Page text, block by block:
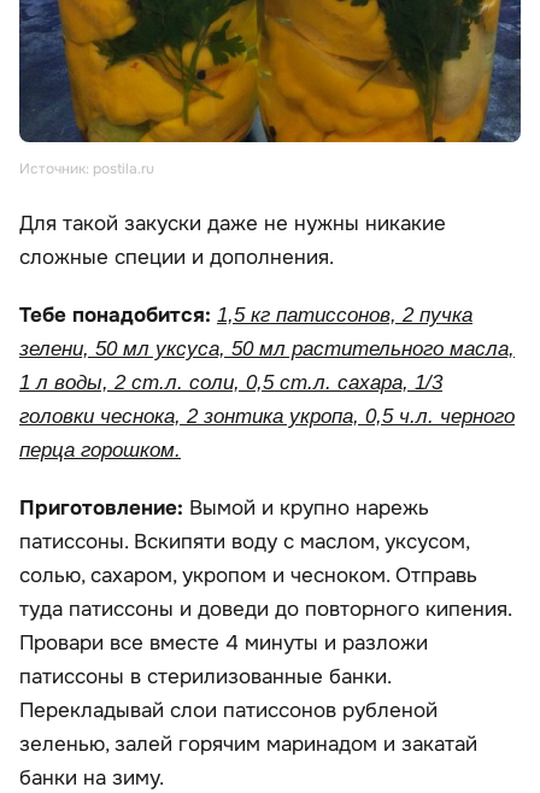
Источник: postila.ru
Для такой закуски даже не нужны никакие
сложные специи и дополнения.
Тебе понадобится: 1,5 кг патиссонов, 2 пучка
зелени, 50 мл уксуса, 50 мл растительного масла,
1 л воды, 2 ст.л. соли, 0,5 ст.л. сахара, 1/3
головки чеснока, 2 зонтика укропа, 0,5 ч.л. черного
перца горошком.
Приготовление: Вымой и крупно нарежь
патиссоны. Вскипяти воду с маслом, уксусом,
солью, сахаром, укропом и чесноком. Отправь
туда патиссоны и доведи до повторного кипения.
Провари все вместе 4 минуты и разложи
патиссоны в стерилизованные банки.
Перекладывай слои патиссонов рубленой
зеленью, залей горячим маринадом и закатай
банки на зиму.